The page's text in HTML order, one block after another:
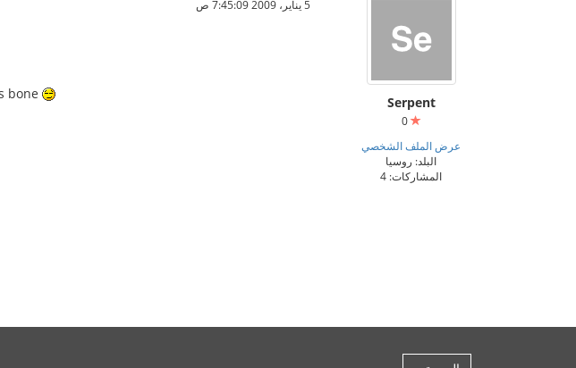
Serpent
0
عرض الملف الشخصي
البلد: روسيا
المشاركات: 4
5 يناير، 2009 7:45:09 ص
bone